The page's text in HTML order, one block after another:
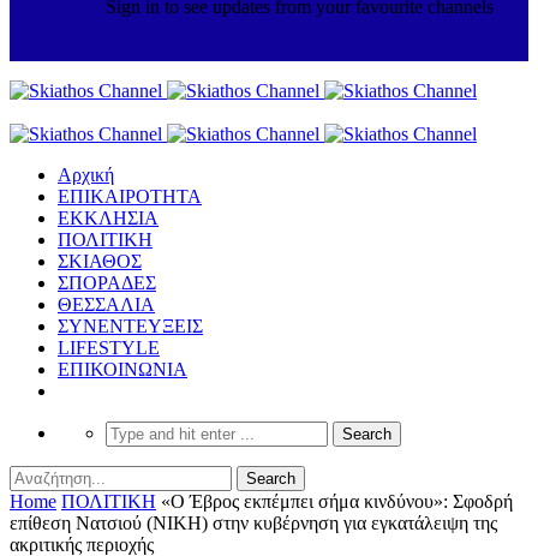
Sign in to see updates from your favourite channels
Αρχική
ΕΠΙΚΑΙΡΟΤΗΤΑ
ΕΚΚΛΗΣΙΑ
ΠΟΛΙΤΙΚΗ
ΣΚΙΑΘΟΣ
ΣΠΟΡΑΔΕΣ
ΘΕΣΣΑΛΙΑ
ΣΥΝΕΝΤΕΥΞΕΙΣ
LIFESTYLE
ΕΠΙΚΟΙΝΩΝΙΑ
Home ΠΟΛΙΤΙΚΗ «Ο Έβρος εκπέμπει σήμα κινδύνου»: Σφοδρή
επίθεση Νατσιού (ΝΙΚΗ) στην κυβέρνηση για εγκατάλειψη της
ακριτικής περιοχής